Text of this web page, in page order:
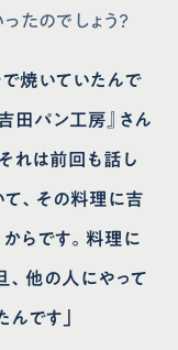
スイ通販サイト
けが可能な蛇口一覧
たのでしょう?
焼いていたんで
田パン工房』さん
れは前回も話し
、その料理に吉
らです。料理に
、他の人にやって
です」